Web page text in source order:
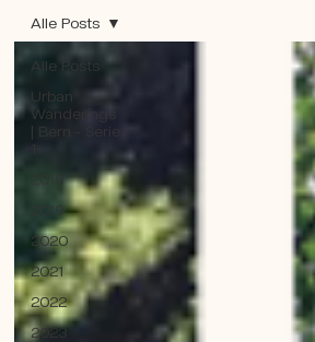
Alle Posts
Urban
Wanderings
| Bern - Serie
1
2018
2019
2020
2021
2022
2023
Alle Posts